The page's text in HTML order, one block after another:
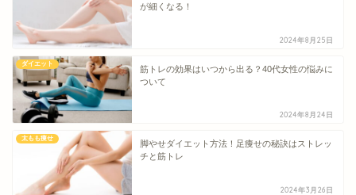
が細くなる！
2024年8月25日
ダイエット
筋トレの効果はいつから出る？40代女性の悩みに
ついて
2024年8月24日
太もも痩せ
脚やせダイエット方法！足痩せの秘訣はストレッ
チと筋トレ
2024年3月26日